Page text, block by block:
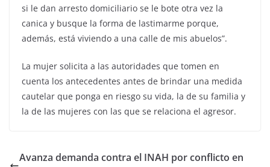
si le dan arresto domiciliario se le bote otra vez la
canica y busque la forma de lastimarme porque,
además, está viviendo a una calle de mis abuelos”.
La mujer solicita a las autoridades que tomen en
cuenta los antecedentes antes de brindar una medida
cautelar que ponga en riesgo su vida, la de su familia y
la de las mujeres con las que se relaciona el agresor.
Avanza demanda contra el INAH por conflicto en